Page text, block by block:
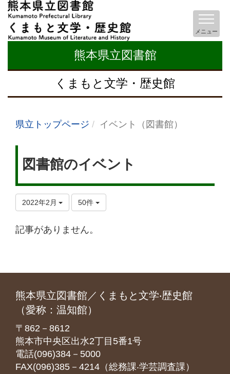
熊本県立図書館
くまもと文学・歴史館
メニュー
県立トップページ イベント（図書館）
図書館のイベント
2022年2月 50件
記事がありません。
熊本県立図書館／くまもと文学‧歴史館
（愛称：温知館）
〒862－8612
熊本市中央区出水2丁目5番1号
電話(096)384－5000
FAX(096)385－4214（総務課‧学芸調査課）